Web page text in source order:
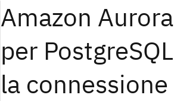
Amazon Aurora
per PostgreSQL
la connessione